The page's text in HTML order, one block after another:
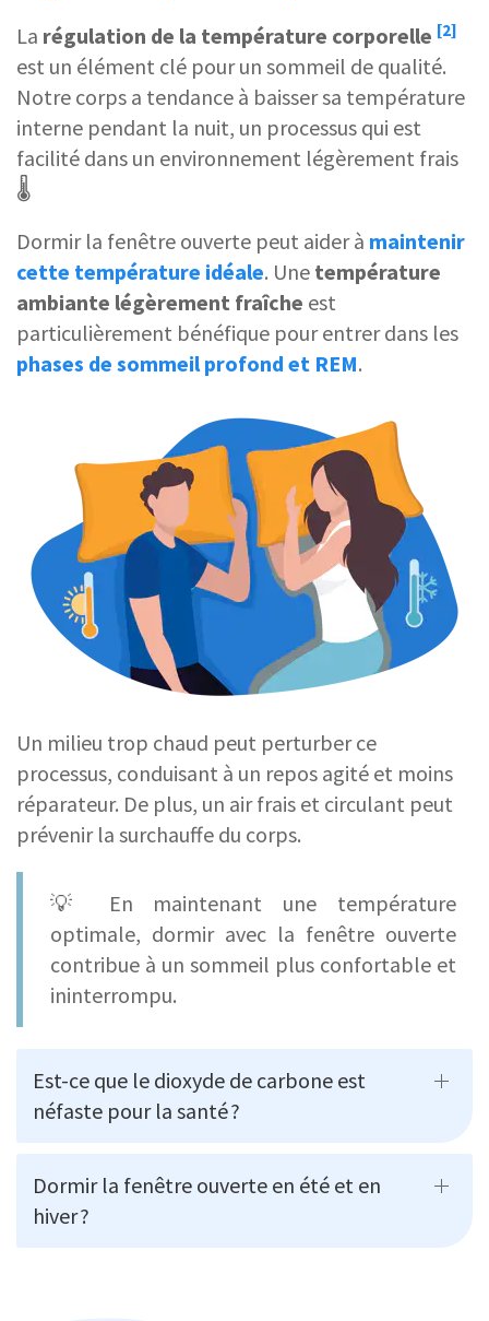
La régulation de la température corporelle [2]
est un élément clé pour un sommeil de qualité.
Notre corps a tendance à baisser sa température
interne pendant la nuit, un processus qui est
facilité dans un environnement légèrement frais
🌡️
Dormir la fenêtre ouverte peut aider à maintenir
cette température idéale. Une température
ambiante légèrement fraîche est
particulièrement bénéfique pour entrer dans les
phases de sommeil profond et REM.
Un milieu trop chaud peut perturber ce
processus, conduisant à un repos agité et moins
réparateur. De plus, un air frais et circulant peut
prévenir la surchauffe du corps.
💡 En maintenant une température
optimale, dormir avec la fenêtre ouverte
contribue à un sommeil plus confortable et
ininterrompu.
Est-ce que le dioxyde de carbone est
néfaste pour la santé ?
Dormir la fenêtre ouverte en été et en
hiver ?